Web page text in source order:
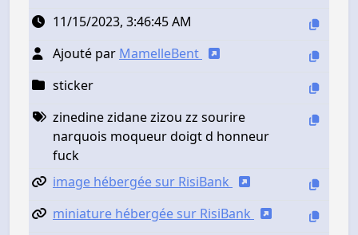
11/15/2023, 3:46:45 AM
Ajouté par MamelleBent
sticker
zinedine zidane zizou zz sourire
narquois moqueur doigt d honneur
fuck
image hébergée sur RisiBank
miniature hébergée sur RisiBank